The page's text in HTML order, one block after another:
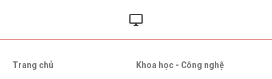
Trang chủ
Khoa học - Công nghệ